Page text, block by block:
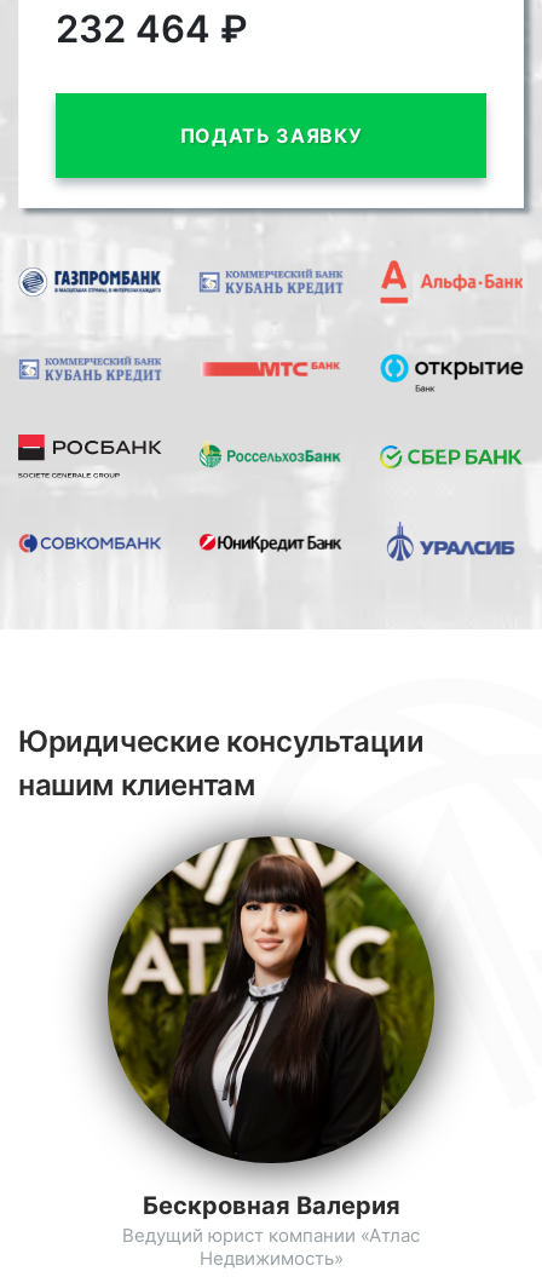
232 464 ₽
ПОДАТЬ ЗАЯВКУ
Юридические консультации
нашим клиентам
Бескровная Валерия
Ведущий юрист компании «Атлас
Недвижимость»